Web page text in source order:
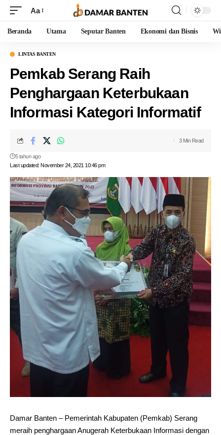
Aa
Beranda Utama Seputar Banten Ekonomi dan Bisnis
LINTAS BANTEN
Pemkab Serang Raih
Penghargaan Keterbukaan
Informasi Kategori Informatif
Last updated: November 24, 2021 10:46 pm
5 tahun ago
3 Min Read
Damar Banten – Pemerintah Kabupaten (Pemkab) Serang
meraih penghargaan Anugerah Keterbukaan Informasi dengan